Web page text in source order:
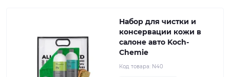
Набор для чистки и
консервации кожи в
салоне авто Koch-
Chemie
Код товара: N40